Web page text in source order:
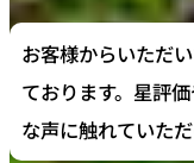
お客様からいただ
ております。星評
な声に触れていただ